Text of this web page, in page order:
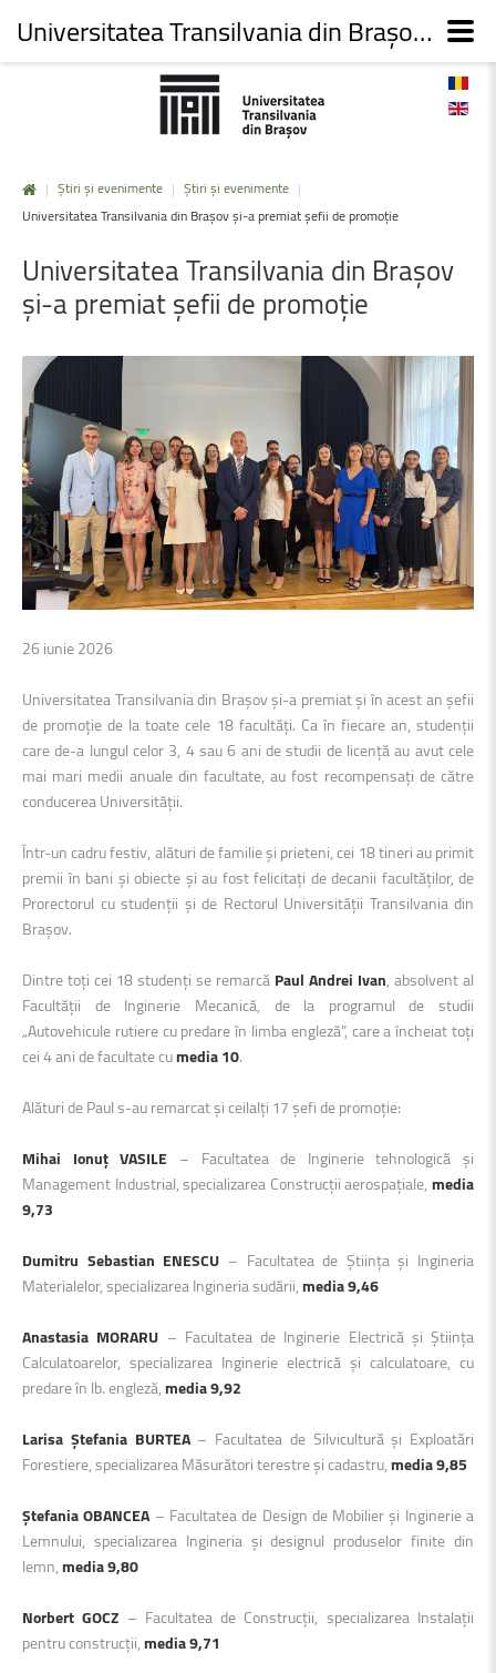
| Știri și evenimente | Știri și evenimente |
Universitatea Transilvania din Brașov și-a premiat șefii de promoție
UniversitateaTransilvania din Brașov
și-a premiatșefii de promoție
26 iunie 2026
Universitatea Transilvania din Brașov și-a premiat și în acest an șefii
de promoție de la toate cele 18 facultăți. Ca în fiecare an, studenții
care de-a lungul celor 3, 4 sau 6 ani de studii de licență au avut cele
mai mari medii anuale din facultate, au fost recompensați de către
conducerea Universității.
Într-un cadru festiv, alături de familie și prieteni, cei 18 tineri au primit
premii în bani și obiecte și au fost felicitați de decanii facultăților, de
Prorectorul cu studenții și de Rectorul Universității Transilvania din
Brașov.
Dintre toți cei 18 studenți se remarcă Paul Andrei Ivan, absolvent al
Facultății de Inginerie Mecanică, de la programul de studii
„Autovehicule rutiere cu predare în limba engleză”, care a încheiat toți
cei 4 ani de facultate cumedia 10.
Alături de Paul s-au remarcat și ceilalți 17 șefi de promoție:
Mihai Ionuț VASILE – Facultatea de Inginerie tehnologică și
Management Industrial, specializarea Construcții aerospațiale, media
9,73
Dumitru Sebastian ENESCU – Facultatea de Știința și Ingineria
Materialelor, specializarea Ingineria sudării,media 9,46
Anastasia MORARU – Facultatea de Inginerie Electrică și Știința
Calculatoarelor, specializarea Inginerie electrică și calculatoare, cu
predare în lb. engleză,media 9,92
Larisa Ștefania BURTEA– Facultatea de Silvicultură și Exploatări
Forestiere, specializarea Măsurători terestre și cadastru,media 9,85
Ștefania OBANCEA – Facultatea de Design de Mobilier și Inginerie a
Lemnului, specializarea Ingineria și designul produselor finite din
lemn,media 9,80
Norbert GOCZ – Facultatea de Construcții, specializarea Instalații
pentru construcții,media 9,71
Universitatea Transilvania din Brașov și-a premiat șefii de promoție